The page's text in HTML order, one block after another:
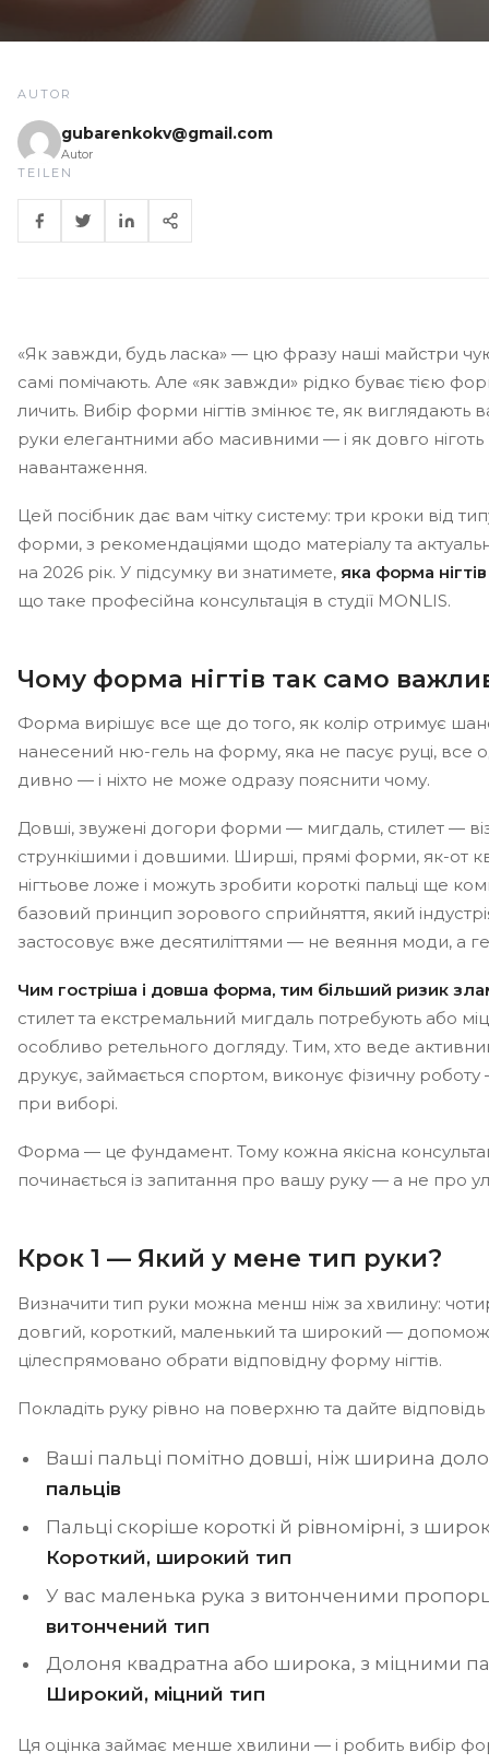
AUTOR
gubarenkokv@gmail.com
Autor
TEILEN
«Як завжди, будь ласка» — цю фразу наші майстри
самі помічають. Але «як завжди» рідко буває тією
личить. Вибір форми нігтів змінює те, як виглядають
руки елегантними або масивними — і як довго
навантаження.
Цей посібник дає вам чітку систему: три кроки від
форми, з рекомендаціями щодо матеріалу та
на 2026 рік. У підсумку ви знатимете, яка форма
що таке професійна консультація в студії MONLIS.
Чому форма нігтів так само
Форма вирішує все ще до того, як колір отримує
нанесений ню-гель на форму, яка не пасує руці, все
дивно — і ніхто не може одразу пояснити чому.
Довші, звужені догори форми — мигдаль, стилет —
стрункішими і довшими. Ширші, прямі форми, як-от
нігтьове ложе і можуть зробити короткі пальці ще
базовий принцип зорового сприйняття, який
застосовує вже десятиліттями — не веяння моди, а
Чим гостріша і довша форма, тим більший ризик
стилет та екстремальний мигдаль потребують або
особливо ретельного догляду. Тим, хто веде
друкує, займається спортом, виконує фізичну
при виборі.
Форма — це фундамент. Тому кожна якісна
починається із запитання про вашу руку — а не про
Крок 1 — Який у мене тип руки?
Визначити тип руки можна менш ніж за хвилину:
довгий, короткий, маленький та широкий —
цілеспрямовано обрати відповідну форму нігтів.
Покладіть руку рівно на поверхню та дайте відповідь
Ваші пальці помітно довші, ніж ширина
пальців
Пальці скоріше короткі й рівномірні, з
Короткий, широкий тип
У вас маленька рука з витонченими
витончений тип
Долоня квадратна або широка, з міцними
Широкий, міцний тип
Ця оцінка займає менше хвилини — і робить вибір